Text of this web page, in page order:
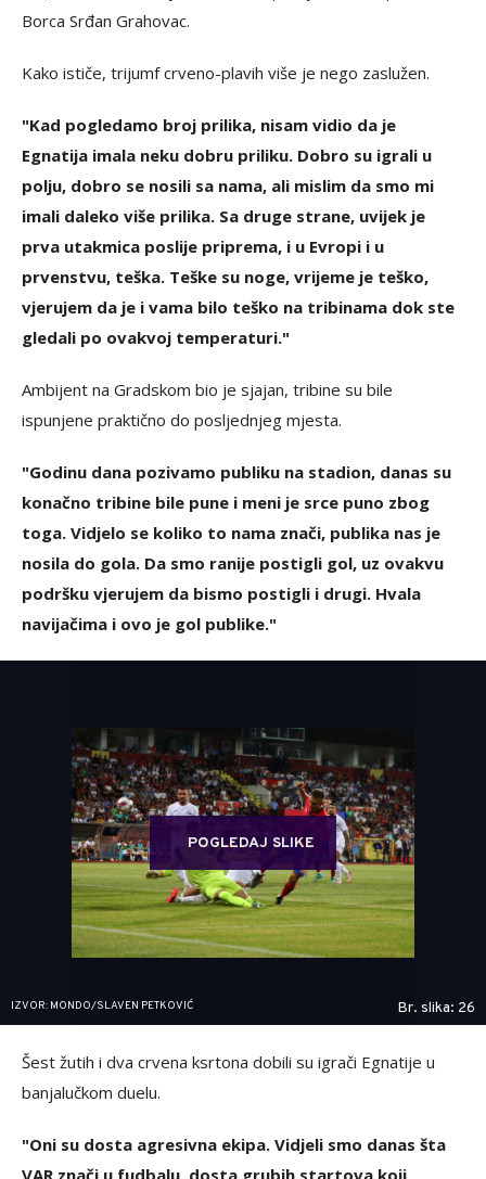
Borca Srđan Grahovac.
Kako ističe, trijumf crveno-plavih više je nego zaslužen.
"Kad pogledamo broj prilika, nisam vidio da je
Egnatija imala neku dobru priliku. Dobro su igrali u
polju, dobro se nosili sa nama, ali mislim da smo mi
imali daleko više prilika. Sa druge strane, uvijek je
prva utakmica poslije priprema, i u Evropi i u
prvenstvu, teška. Teške su noge, vrijeme je teško,
vjerujem da je i vama bilo teško na tribinama dok ste
gledali po ovakvoj temperaturi."
Ambijent na Gradskom bio je sjajan, tribine su bile
ispunjene praktično do posljednjeg mjesta.
"Godinu dana pozivamo publiku na stadion, danas su
konačno tribine bile pune i meni je srce puno zbog
toga. Vidjelo se koliko to nama znači, publika nas je
nosila do gola. Da smo ranije postigli gol, uz ovakvu
podršku vjerujem da bismo postigli i drugi. Hvala
navijačima i ovo je gol publike."
POGLEDAJ SLIKE
IZVOR: MONDO/SLAVEN PETKOVIĆ Br. slika: 26
Šest žutih i dva crvena ksrtona dobili su igrači Egnatije u
banjalučkom duelu.
"Oni su dosta agresivna ekipa. Vidjeli smo danas šta
VAR znači u fudbalu, dosta grubih startova koji